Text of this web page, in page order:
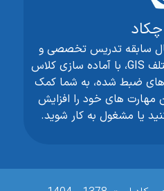
با بیش از 26 سال سابقه تدریس تخصصی و
برگزاری بیش از 355 دوره مختلف GIS، با آماده سازی کلاس
های ضبط شده، به شما کمک
مهارت های خود را افزایش
یا مشغول به کار شوید.